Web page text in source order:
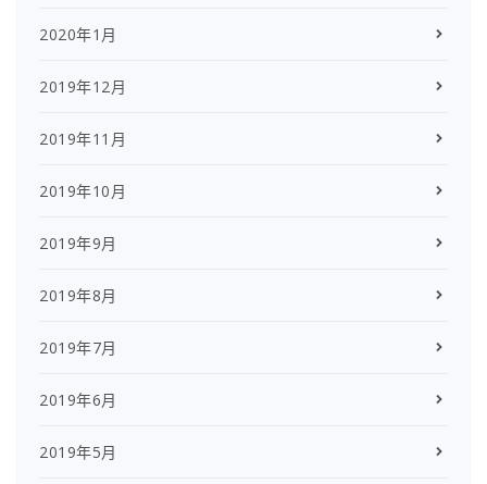
2020年1月
2019年12月
2019年11月
2019年10月
2019年9月
2019年8月
2019年7月
2019年6月
2019年5月